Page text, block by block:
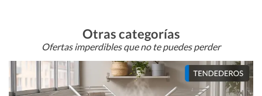
Otras categorías
Ofertas imperdibles que no te puedes perder